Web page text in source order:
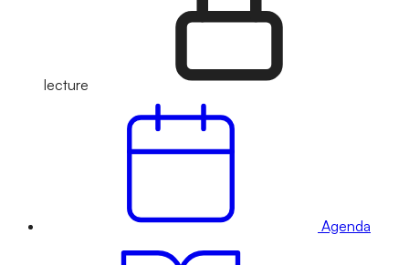
lecture
Agenda